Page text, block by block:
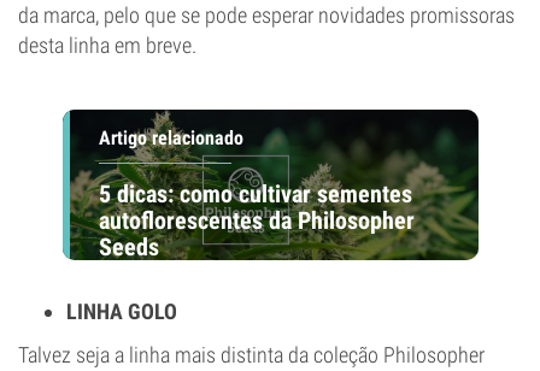
da marca, pelo que se pode esperar novidades promissoras
desta linha em breve.
Artigo relacionado
5 dicas: como cultivar sementes
autoflorescentes da Philosopher
Seeds
LINHA GOLO
Talvez seja a linha mais distinta da coleção Philosopher